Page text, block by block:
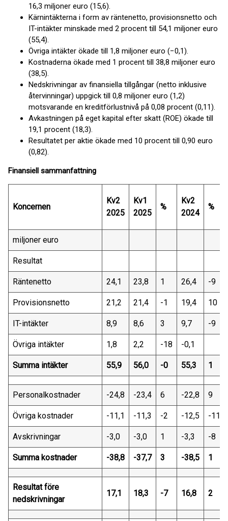
16,3 miljoner euro (15,6).
Kärnintäkterna i form av räntenetto, provisionsnetto och
IT-intäkter minskade med 2 procent till 54,1 miljoner euro
(55,4).
Övriga intäkter ökade till 1,8 miljoner euro (−0,1).
Kostnaderna ökade med 1 procent till 38,8 miljoner euro
(38,5).
Nedskrivningar av finansiella tillgångar (netto inklusive
återvinningar) uppgick till 0,8 miljoner euro (1,2)
motsvarande en kreditförlustnivå på 0,08 procent (0,11).
Avkastningen på eget kapital efter skatt (ROE) ökade till
19,1 procent (18,3).
Resultatet per aktie ökade med 10 procent till 0,90 euro
(0,82).
Finansiell sammanfattning
Koncernen
Kv2
2025
Kv1
2025
%
Kv2
2024
%
miljoner euro
Resultat
Räntenetto 24,1 23,8 1 26,4 -9
Provisionsnetto 21,2 21,4 -1 19,4 10
IT-intäkter 8,9 8,6 3 9,7 -9
Övriga intäkter 1,8 2,2 -18 -0,1
Summa intäkter 55,9 56,0 -0 55,3 1
Personalkostnader -24,8 -23,4 6 -22,8 9
Övriga kostnader -11,1 -11,3 -2 -12,5 -11
Avskrivningar -3,0 -3,0 1 -3,3 -8
Summa kostnader -38,8 -37,7 3 -38,5 1
Resultat före
nedskrivningar
17,1 18,3 -7 16,8 2